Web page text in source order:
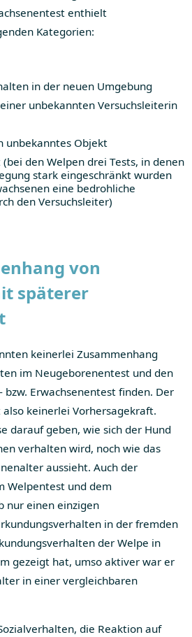
enthielt
Kategorien:
in der neuen Umgebung
unbekannten Versuchsleiterin
unbekanntes Objekt
den Welpen drei Tests, in denen
stark eingeschränkt wurden
eine bedrohliche
den Versuchsleiter)
von
späterer
keinerlei Zusammenhang
im Neugeborenentest und den
bzw. Erwachsenentest finden. Der
keinerlei Vorhersagekraft.
darauf geben, wie sich der Hund
verhalten wird, noch wie das
aussieht. Auch der
Welpentest und dem
nur einen einzigen
in der fremden
der Welpe in
gezeigt hat, umso aktiver war er
in einer vergleichbaren
die Reaktion auf